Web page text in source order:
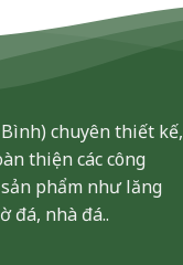
chuyên thiết kế,
thiện các công
phẩm như lăng
đá, nhà đá..